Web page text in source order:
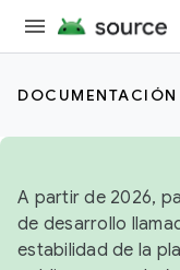
DOCUMENTACIÓN
A partir de 2026,
de desarrollo
estabilidad de la